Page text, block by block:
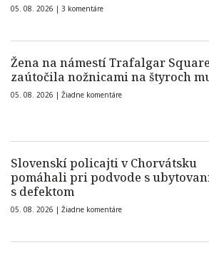
05. 08. 2026 | 3 komentáre
Žena na námestí Trafalgar Square
zaútočila nožnicami na štyroch
05. 08. 2026 | Žiadne komentáre
Slovenskí policajti v Chorvátsku
pomáhali pri podvode s
s defektom
05. 08. 2026 | Žiadne komentáre